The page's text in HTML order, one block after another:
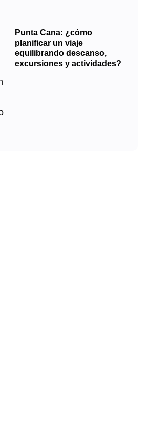
Punta Cana: ¿cómo
planificar un viaje
equilibrando descanso,
excursiones y actividades?